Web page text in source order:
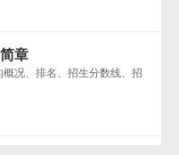
章
况、排名、招生分数线、招